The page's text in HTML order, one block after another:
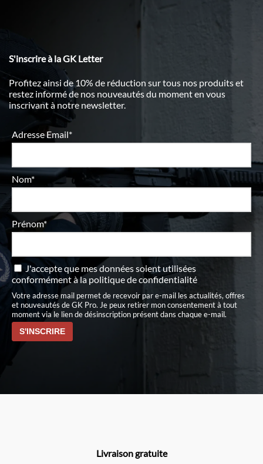
S'inscrire à la GK Letter
Profitez ainsi de 10% de réduction sur tous nos produits et
restez informé de nos nouveautés du moment en vous
inscrivant à notre newsletter.
Adresse Email*
Nom*
Prénom*
J'accepte que mes données soient utilisées
conformément àla politique de confidentialité
Votre adresse mail permet de recevoir par e-mail les actualités, offres
et nouveautés de GK Pro. Je peux retirer mon consentement à tout
moment via le lien de désinscription présent dans chaque e-mail.
Livraison gratuite